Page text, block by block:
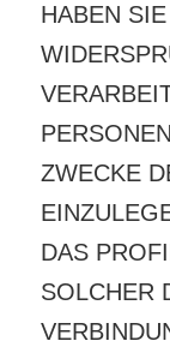
HABEN
ZWECKE
DAS
SOLCHER